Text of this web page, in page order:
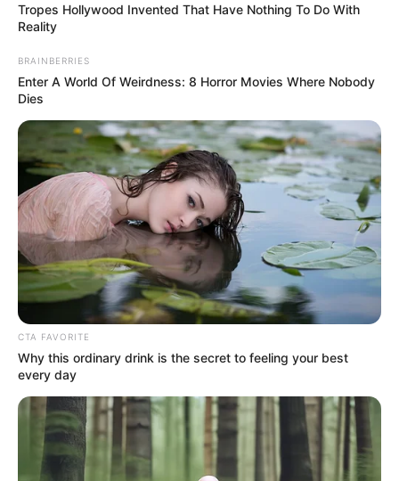
Tropes Hollywood Invented That Have Nothing To Do With
Reality
BRAINBERRIES
Enter A World Of Weirdness: 8 Horror Movies Where Nobody
Dies
CTA FAVORITE
Why this ordinary drink is the secret to feeling your best
every day